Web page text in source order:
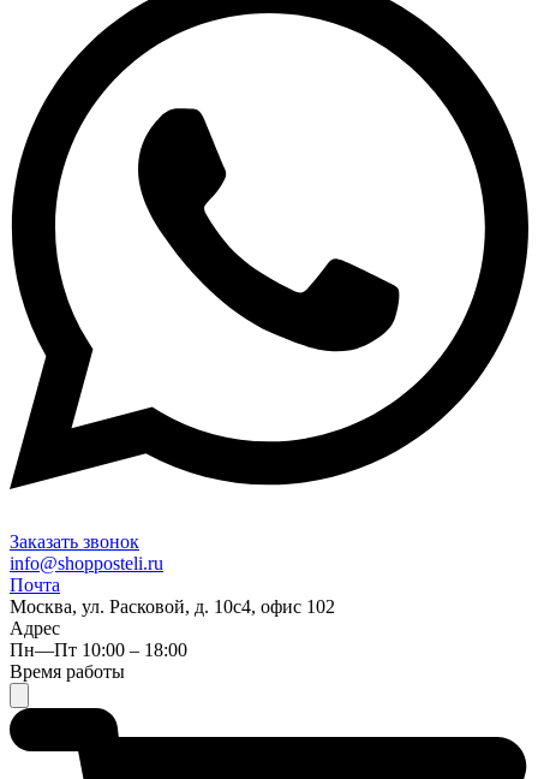
Заказать звонок
info@shopposteli.ru
Почта
Москва, ул. Расковой, д. 10с4, офис 102
Адрес
Пн—Пт 10:00 – 18:00
Время работы